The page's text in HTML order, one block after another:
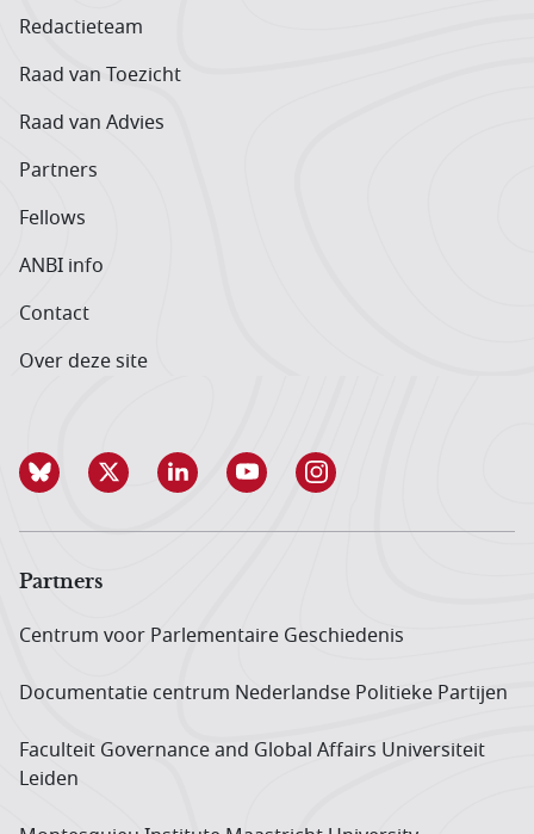
Redactieteam
Raad van Toezicht
Raad van Advies
Partners
Fellows
ANBI info
Contact
Over deze site
Partners
Centrum voor Parlementaire Geschiedenis
Documentatie centrum Neder­landse Politieke Partijen
Faculteit Governance and Global Affairs Universiteit
Leiden